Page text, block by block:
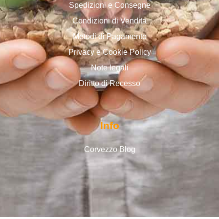
Spedizioni e Consegne
Condizioni di Vendita
Metodi di Pagamento
Privacy e Cookie Policy
Note legali
Diritto di Recesso
Info
Corvezzo Blog